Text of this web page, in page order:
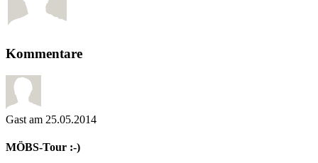
Kommentare
Gast am 25.05.2014
MÖBS-Tour :-)